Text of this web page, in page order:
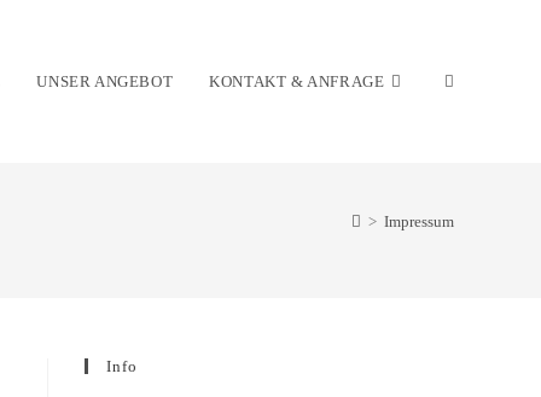
UNSER ANGEBOT KONTAKT & ANFRAGE
> Impressum
Info